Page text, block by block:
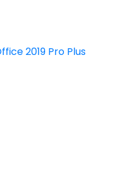
2019 Pro Plus